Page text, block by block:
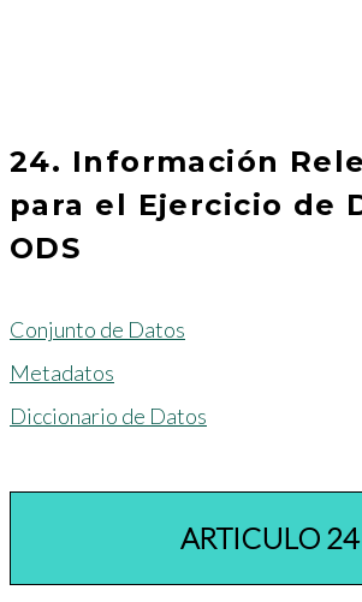
24. Información
para el Ejercicio de
ODS
Conjunto de Datos
Metadatos
Diccionario de Datos
ARTICULO 24